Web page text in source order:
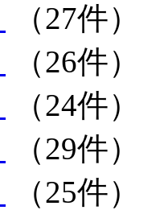
（27件）
（26件）
（24件）
（29件）
（25件）